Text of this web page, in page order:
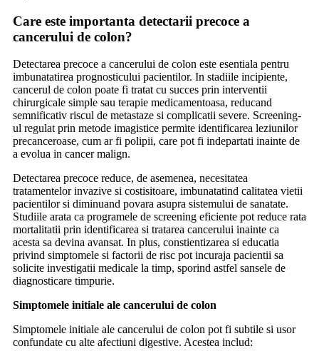
Care este importanta detectarii precoce a
cancerului de colon?
Detectarea precoce a cancerului de colon este esentiala pentru
imbunatatirea prognosticului pacientilor. In stadiile incipiente,
cancerul de colon poate fi tratat cu succes prin interventii
chirurgicale simple sau terapie medicamentoasa, reducand
semnificativ riscul de metastaze si complicatii severe. Screening-
ul regulat prin metode imagistice permite identificarea leziunilor
precanceroase, cum ar fi polipii, care pot fi indepartati inainte de
a evolua in cancer malign.
Detectarea precoce reduce, de asemenea, necesitatea
tratamentelor invazive si costisitoare, imbunatatind calitatea vietii
pacientilor si diminuand povara asupra sistemului de sanatate.
Studiile arata ca programele de screening eficiente pot reduce rata
mortalitatii prin identificarea si tratarea cancerului inainte ca
acesta sa devina avansat. In plus, constientizarea si educatia
privind simptomele si factorii de risc pot incuraja pacientii sa
solicite investigatii medicale la timp, sporind astfel sansele de
diagnosticare timpurie.
Simptomele initiale ale cancerului de colon
Simptomele initiale ale cancerului de colon pot fi subtile si usor
confundate cu alte afectiuni digestive. Acestea includ: